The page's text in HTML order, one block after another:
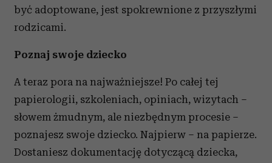
być adoptowane, jest spokrewnione z przyszłymi
rodzicami.
Poznaj swoje dziecko
A teraz pora na najważniejsze! Po całej tej
papierologii, szkoleniach, opiniach, wizytach –
słowem żmudnym, ale niezbędnym procesie –
poznajesz swoje dziecko. Najpierw – na papierze.
Dostaniesz dokumentację dotyczącą dziecka,